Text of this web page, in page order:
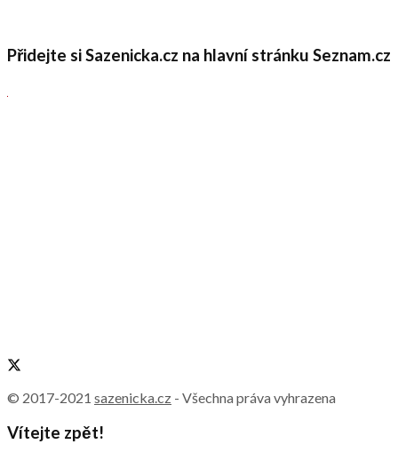
Přidejte si Sazenicka.cz na hlavní stránku Seznam.cz
© 2017-2021 sazenicka.cz - Všechna práva vyhrazena
Vítejte zpět!